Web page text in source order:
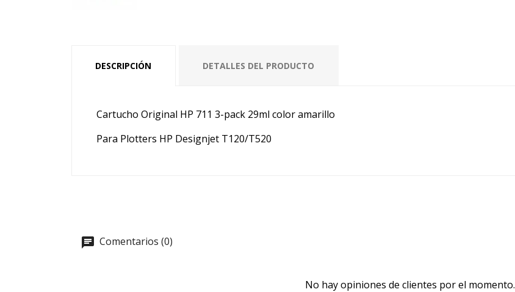
DESCRIPCIÓN DETALLES DEL PRODUCTO
Cartucho Original HP 711 3-pack 29ml color amarillo
Para Plotters HP Designjet T120/T520
Comentarios (0)
No hay opiniones de clientes por el momento.